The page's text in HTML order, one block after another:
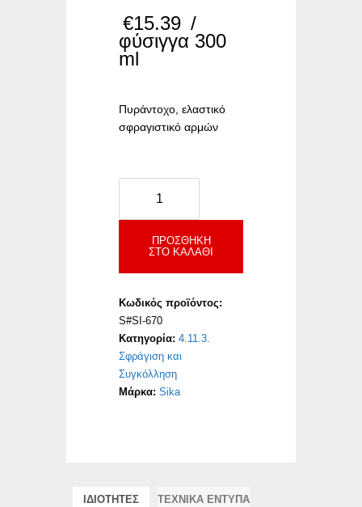
€15.39 /
φύσιγγα 300
ml
Πυράντοχο, ελαστικό
σφραγιστικό αρμών
Fire
ποσότηταΠΡΟΣΘΉΚΗ
ΣΤΟ ΚΑΛΆΘΙ
Κωδικός προϊόντος:
S#SI-670
Κατηγορία:4.11.3.
Σφράγιση και
Συγκόλληση
Μάρκα:Sika
ΙΔΙΟΤΗΤΕΣ ΤΕΧΝΙΚΑ ΕΝΤΥΠΑ